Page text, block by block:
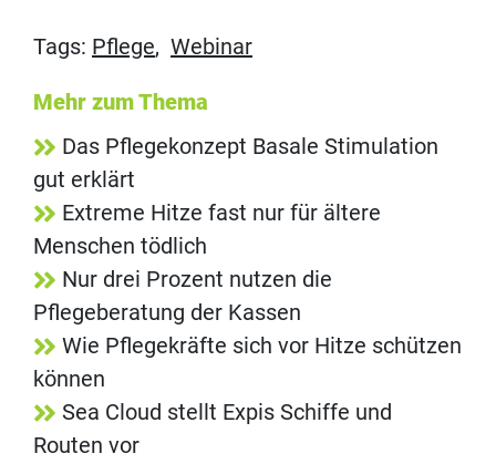
Tags: Pflege, Webinar
Mehr zum Thema
Das Pflegekonzept Basale Stimulation
gut erklärt
Extreme Hitze fast nur für ältere
Menschen tödlich
Nur drei Prozent nutzen die
Pflegeberatung der Kassen
Wie Pflegekräfte sich vor Hitze schützen
können
Sea Cloud stellt Expis Schiffe und
Routen vor